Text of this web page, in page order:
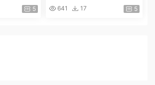
]
5
+全DLC|解压即撸|
641 17 5